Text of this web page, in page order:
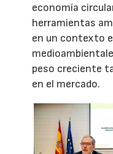
economía
herramientas
en un contexto
peso creciente
en el mercado.